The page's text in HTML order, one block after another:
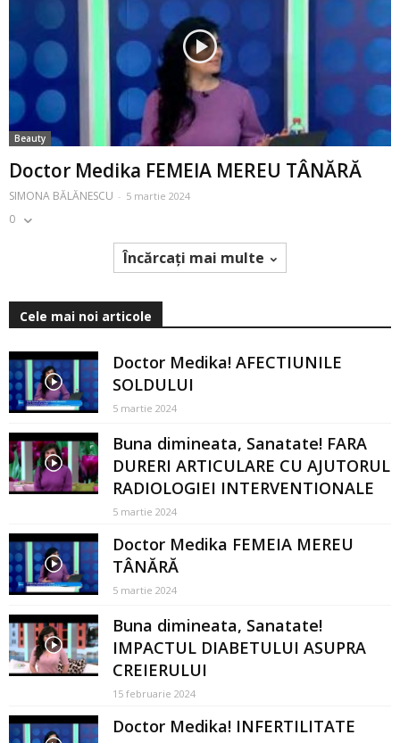
Beauty
Doctor Medika FEMEIA MEREU TÂNĂRĂ
SIMONA BĂLĂNESCU - 5 martie 2024
0
Încărcați mai multe
Cele mai noi articole
Doctor Medika! AFECTIUNILE
SOLDULUI
5 martie 2024
Buna dimineata, Sanatate! FARA
DURERI ARTICULARE CU AJUTORUL
RADIOLOGIEI INTERVENTIONALE
5 martie 2024
Doctor Medika FEMEIA MEREU
TÂNĂRĂ
5 martie 2024
Buna dimineata, Sanatate!
IMPACTUL DIABETULUI ASUPRA
CREIERULUI
15 februarie 2024
Doctor Medika! INFERTILITATE